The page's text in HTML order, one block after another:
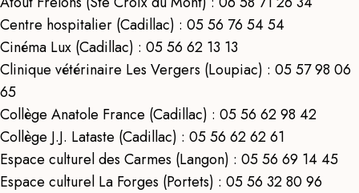
Centre hospitalier (Cadillac) : 05 56 76 54 54
Cinéma Lux (Cadillac) : 05 56 62 13 13
Clinique vétérinaire Les Vergers (Loupiac) : 05 57 98 06
65
Collège Anatole France (Cadillac) : 05 56 62 98 42
Collège J.J. Lataste (Cadillac) : 05 56 62 62 61
Espace culturel des Carmes (Langon) : 05 56 69 14 45
Espace culturel La Forges (Portets) : 05 56 32 80 96